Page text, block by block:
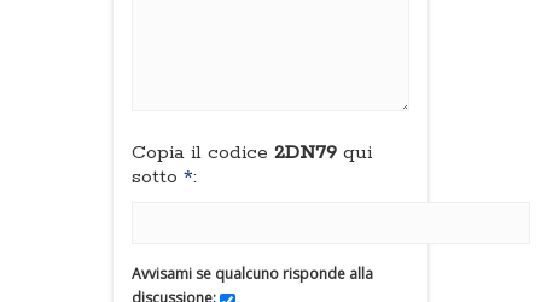
Copia il codice 2DN79 qui
sotto *:
Avvisami se qualcuno risponde alla
discussione: